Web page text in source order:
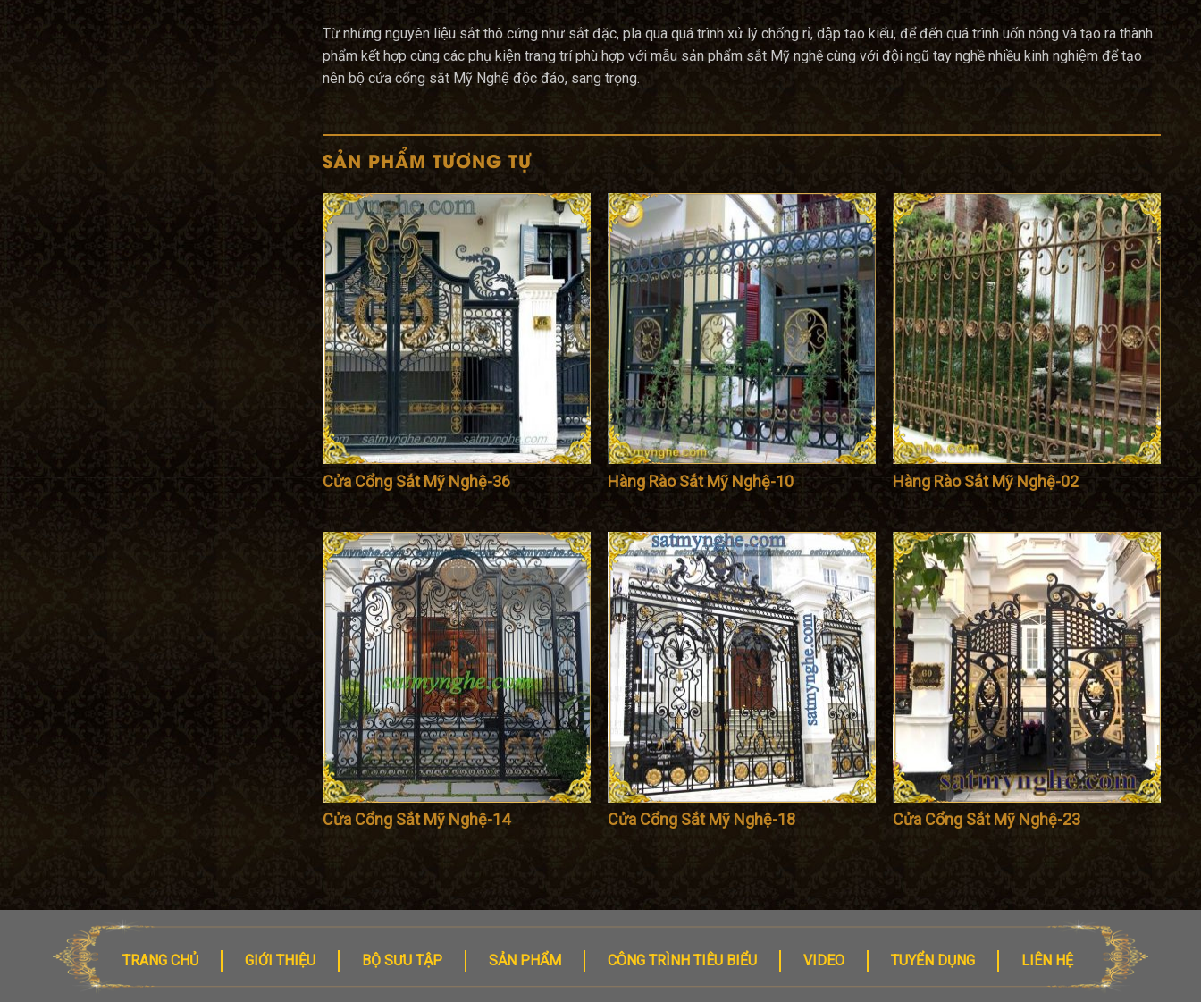
Từ những nguyên liệu sắt thô cứng như sắt đặc, pla qua quá trình xử lý chống rỉ, dập tạo kiểu, để đến quá trình uốn nóng và tạo ra thành
phẩm kết hợp cùng các phụ kiện trang trí phù hợp với mẫu sản phẩm sắt Mỹ nghệ cùng với đội ngũ tay nghề nhiều kinh nghiệm để tạo
nên bộ cửa cổng sắt Mỹ Nghệ độc đáo, sang trọng.
SẢN PHẨM TƯƠNG TỰ
Cửa Cổng Sắt Mỹ Nghệ-36 Hàng Rào Sắt Mỹ Nghệ-10 Hàng Rào Sắt Mỹ Nghệ-02
Cửa Cổng Sắt Mỹ Nghệ-14 Cửa Cổng Sắt Mỹ Nghệ-18 Cửa Cổng Sắt Mỹ Nghệ-23
TRANG CHỦ GIỚI THIỆU BỘ SƯU TẬP SẢN PHẨM CÔNG TRÌNH TIÊU BIỂU VIDEO TUYỂN DỤNG LIÊN HỆ